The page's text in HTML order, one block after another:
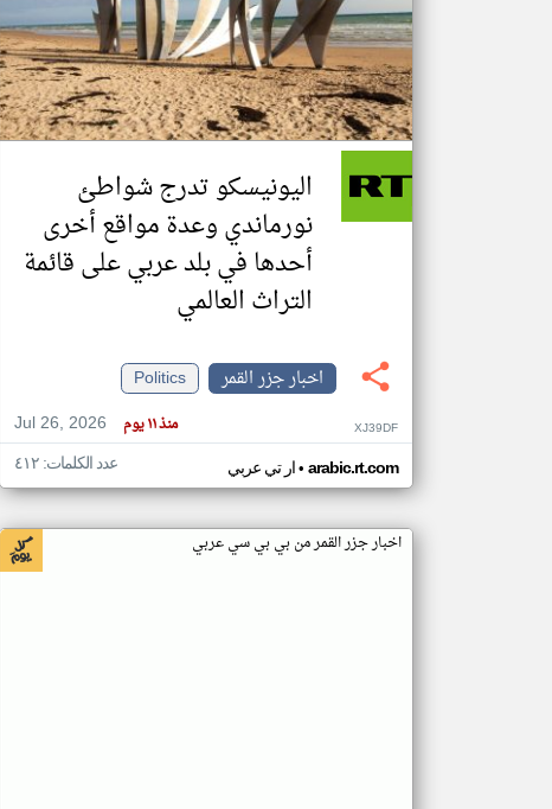
اليونيسكو تدرج شواطئ
نورماندي وعدة مواقع أخرى
أحدها في بلد عربي على قائمة
التراث العالمي
اخبار جزر القمر
Politics
Jul 26, 2026
منذ ١١ يوم XJ39DF
ار تي عربي• arabic.rt.com عدد الكلمات: ٤١٢
اخبار جزر القمر من بي بي سي عربي